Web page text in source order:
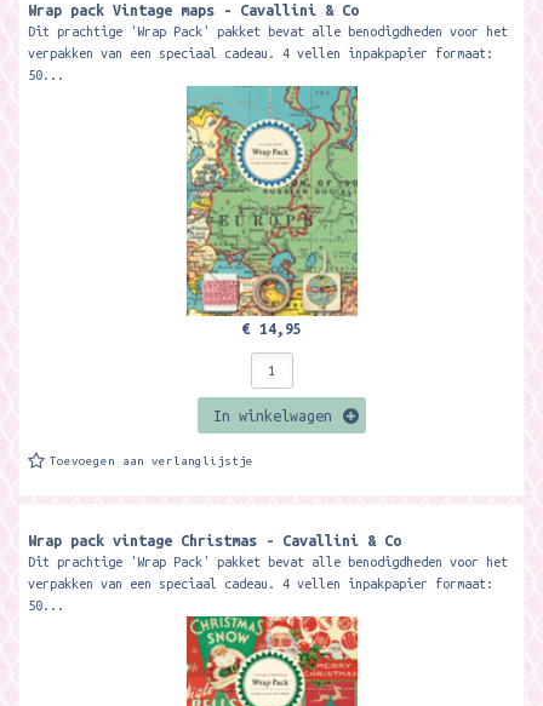
Wrap pack Vintage maps - Cavallini & Co
Dit prachtige 'Wrap Pack' pakket bevat alle benodigdheden voor het
verpakken van een speciaal cadeau. 4 vellen inpakpapier formaat:
50...
€ 14,95
In winkelwagen
Toevoegen aan verlanglijstje
Wrap pack vintage Christmas - Cavallini & Co
Dit prachtige 'Wrap Pack' pakket bevat alle benodigdheden voor het
verpakken van een speciaal cadeau. 4 vellen inpakpapier formaat:
50...